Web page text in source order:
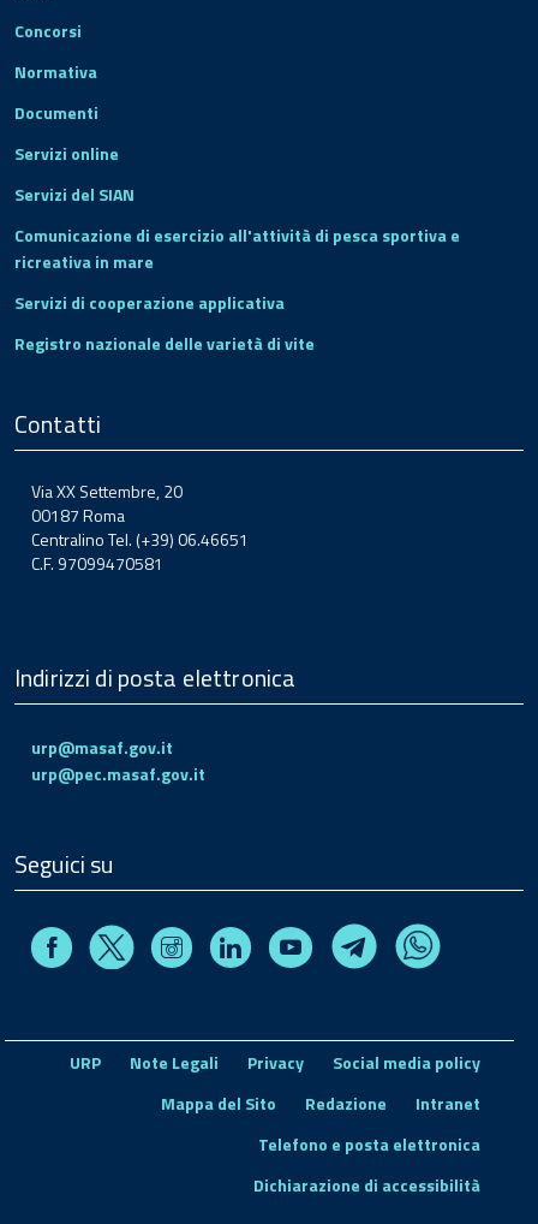
Concorsi
Normativa
Documenti
Servizi online
Servizi del SIAN
Comunicazione di esercizio all'attività di pesca sportiva e
ricreativa in mare
Servizi di cooperazione applicativa
Registro nazionale delle varietà di vite
Contatti
Via XX Settembre, 20
00187 Roma
Centralino Tel. (+39) 06.46651
C.F. 97099470581
Indirizzi di posta elettronica
urp@masaf.gov.it
urp@pec.masaf.gov.it
Seguici su
FacebookX InstagramLinkedin Youtube TelegramWhatsapp
URP Note Legali Privacy
Social media policy
Mappa del Sito
Redazione
Intranet
Telefono e posta elettronica
Dichiarazione di accessibilità